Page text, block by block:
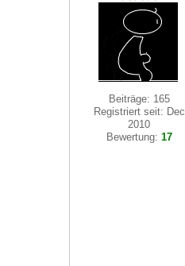
Beiträge: 165
Registriert seit: Dec
2010
Bewertung: 17